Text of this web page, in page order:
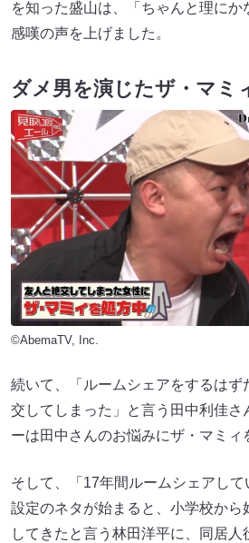
を知った盛山は、「ちゃんと理に
感嘆の声を上げました。
ダメ男を演じたザ・マミ
©AbemaTV, Inc.
続いて、「ルームシェアをするはず
交してしまった」と言う田中利佳さ
ーは田中さんのお悩みにザ・マミィ
そして、「17年間ルームシェアして
設定のネタが始まると、小学校から
してきたと言う林田洋平に、同居人